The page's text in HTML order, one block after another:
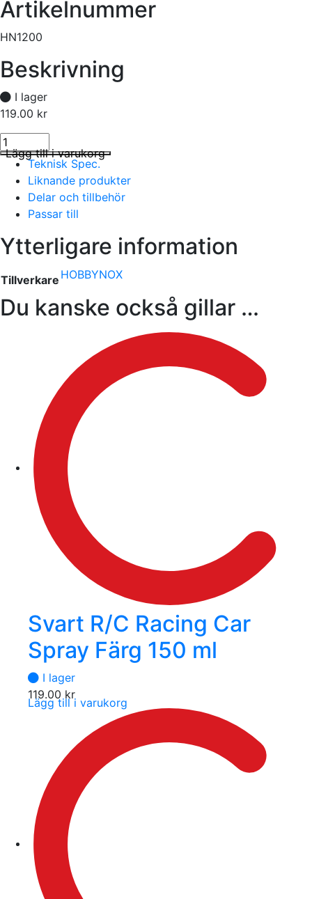
Artikelnummer
HN1200
Beskrivning
I lager
119.00 kr
I lager
Metallic Silver R/C Racing Car Spray Färg 150 ml mängd
Lägg till i varukorg
Teknisk Spec.
Liknande produkter
Delar och tillbehör
Passar till
Ytterligare information
Tillverkare HOBBYNOX
Du kanske också gillar …
Svart R/C Racing Car
Spray Färg 150 ml
I lager
119.00 kr
Lägg till i varukorg